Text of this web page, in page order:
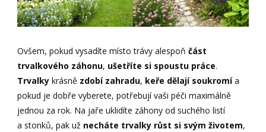
Ovšem, pokud vysadíte místo trávy alespoňčást
trvalkového záhonu, ušetříte si spoustu práce.
Trvalky krásně zdobí zahradu, keře dělají soukromía
pokud je dobře vyberete, potřebují vaši péči maximálně
jednou za rok. Na jaře uklidíte záhony od suchého listí
a stonků, pak už necháte trvalky růst si svým životem,